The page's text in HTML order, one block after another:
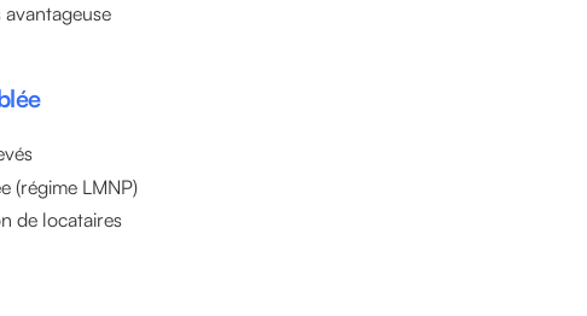
avantageuse
(régime LMNP)
de locataires